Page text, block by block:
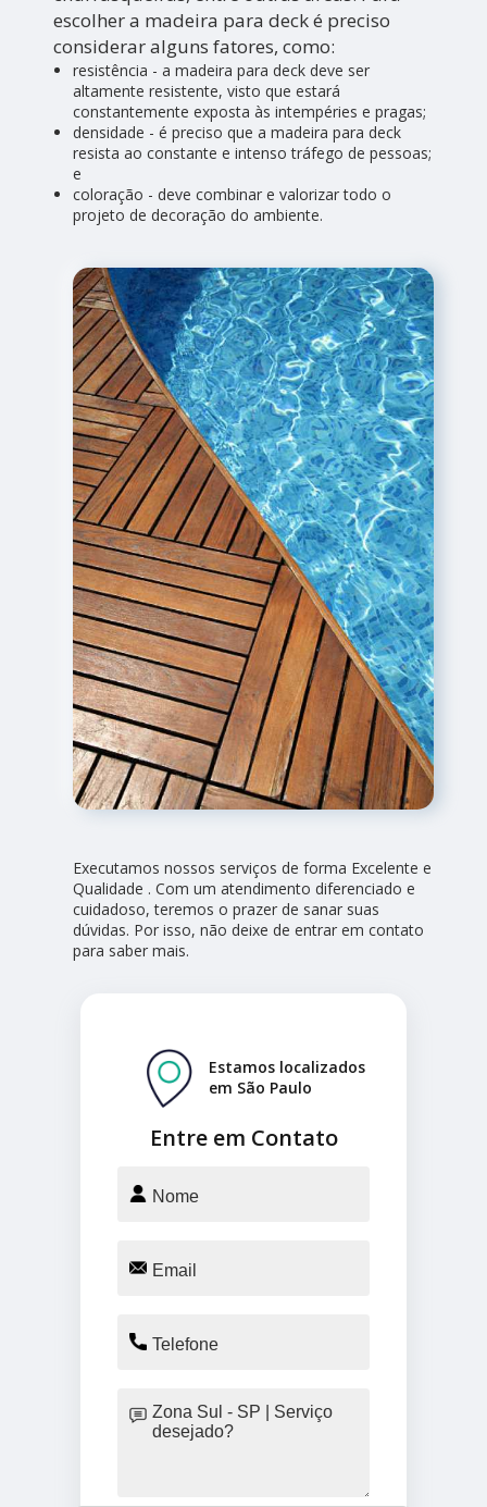
escolher a madeira para deck é preciso
considerar alguns fatores, como:
resistência - a madeira para deck deve ser
altamente resistente, visto que estará
constantemente exposta às intempéries e pragas;
densidade - é preciso que a madeira para deck
resista ao constante e intenso tráfego de pessoas;
e
coloração - deve combinar e valorizar todo o
projeto de decoração do ambiente.
Executamos nossos serviços de forma Excelente e
Qualidade . Com um atendimento diferenciado e
cuidadoso, teremos o prazer de sanar suas
dúvidas. Por isso, não deixe de entrar em contato
para saber mais.
Entre em Contato
Estamos localizados
em São Paulo